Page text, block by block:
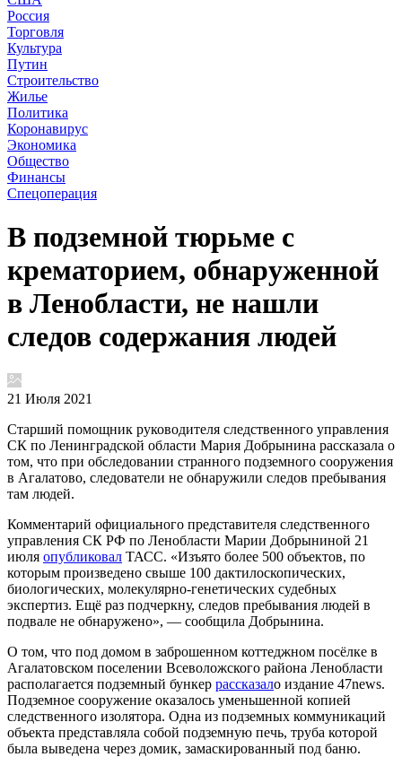
Россия
Торговля
Культура
Путин
Строительство
Жилье
Политика
Коронавирус
Экономика
Общество
Финансы
Спецоперация
В подземной тюрьме с
крематорием, обнаруженной
в Ленобласти, не нашли
следов содержания людей
21 Июля 2021
Старший помощник руководителя следственного управления
СК по Ленинградской области Мария Добрынина рассказала о
том, что при обследовании странного подземного сооружения
в Агалатово, следователи не обнаружили следов пребывания
там людей.
Комментарий официального представителя следственного
управления СК РФ по Ленобласти Марии Добрыниной 21
июля опубликовал ТАСС. «Изъято более 500 объектов, по
которым произведено свыше 100 дактилоскопических,
биологических, молекулярно-генетических судебных
экспертиз. Ещё раз подчеркну, следов пребывания людей в
подвале не обнаружено», — сообщила Добрынина.
О том, что под домом в заброшенном коттеджном посёлке в
Агалатовском поселении Всеволожского района Ленобласти
располагается подземный бункер рассказало издание 47news.
Подземное сооружение оказалось уменьшенной копией
следственного изолятора. Одна из подземных коммуникаций
объекта представляла собой подземную печь, труба которой
была выведена через домик, замаскированный под баню.